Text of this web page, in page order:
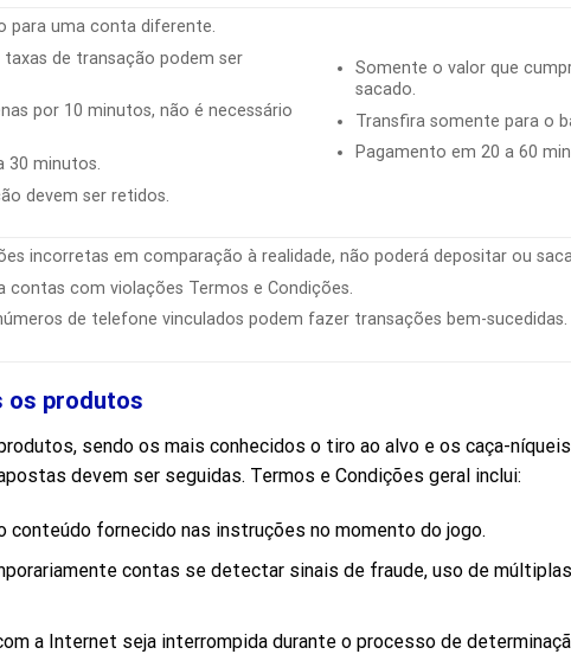
para uma conta diferente.
de transação podem ser
por 10 minutos, não é necessário
30 minutos.
devem ser retidos.
Somente o valor que
sacado.
Transfira somente para o
Pagamento em 20 a 60
incorretas em comparação à realidade, não poderá depositar ou
contas com violações Termos e Condições.
de telefone vinculados podem fazer transações bem-sucedidas.
os produtos
sendo os mais conhecidos o tiro ao alvo e os caça-
devem ser seguidas. Termos e Condições geral inclui:
fornecido nas instruções no momento do jogo.
contas se detectar sinais de fraude, uso de
a Internet seja interrompida durante o processo de